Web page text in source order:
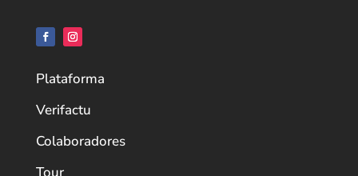
Plataforma
Verifactu
Colaboradores
Tour